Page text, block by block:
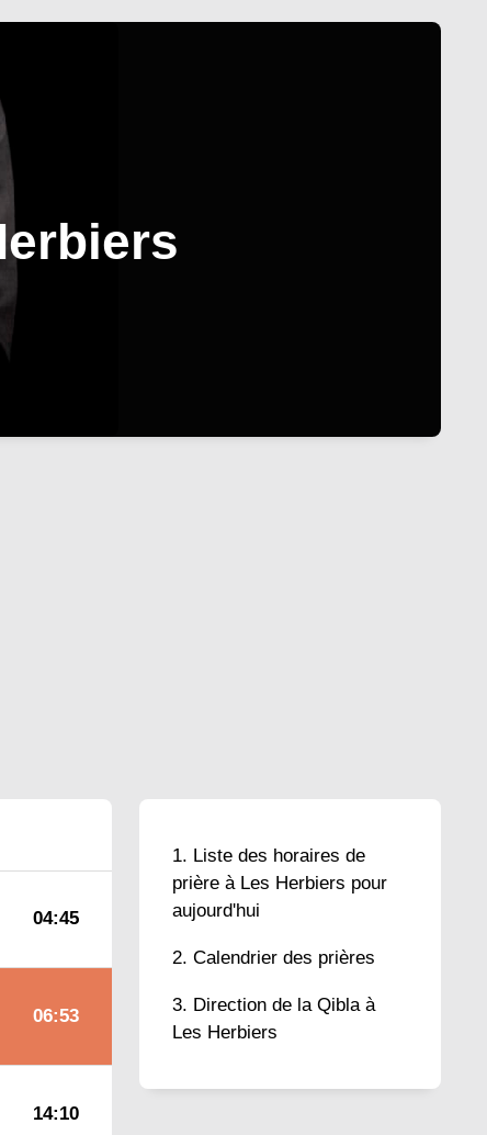
Liste des horaires de
prière à Les Herbiers pour
aujourd'hui
Calendrier des prières
Direction de la Qibla à
Les Herbiers
04:45
06:53
14:10